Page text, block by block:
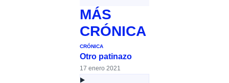
MÁS
CRÓNICA
CRÓNICA
Otro patinazo
17 enero 2021